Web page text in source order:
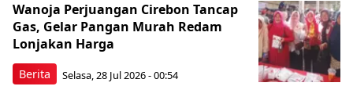
Berita
Wanoja Perjuangan Cirebon Tancap
Gas, Gelar Pangan Murah Redam
Lonjakan Harga
Selasa, 28 Jul 2026 - 00:54